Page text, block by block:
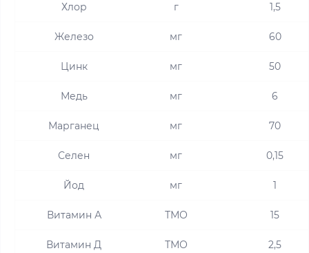
Хлор г 1,5
Железо мг 60
Цинк мг 50
Медь мг 6
Марганец мг 70
Селен мг 0,15
Йод мг 1
Витамин А ТМО 15
Витамин Д ТМО 2,5